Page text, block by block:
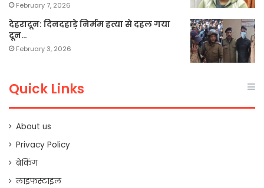
February 7, 2026
देहरादून: दिनदहाड़े निर्मम हत्या से दहल गया
दून…
February 3, 2026
Quick Links
About us
Privacy Policy
ब्रेकिंग
लाइफस्टाइल